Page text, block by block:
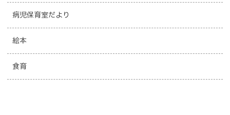
病児保育室だより
絵本
食育